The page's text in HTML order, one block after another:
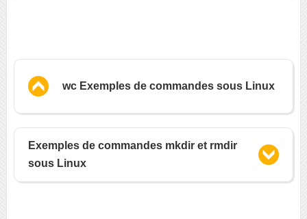
wc Exemples de commandes sous Linux
Exemples de commandes mkdir et rmdir
sous Linux